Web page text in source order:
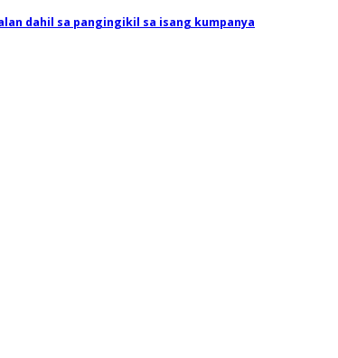
dahil sa pangingikil sa isang kumpanya